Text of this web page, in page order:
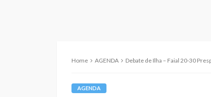
Home AGENDA Debate de Ilha – Faial 20-30
AGENDA